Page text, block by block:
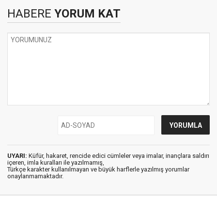
HABERE YORUM KAT
UYARI: Küfür, hakaret, rencide edici cümleler veya imalar, inançlara saldırı
içeren, imla kuralları ile yazılmamış,
Türkçe karakter kullanılmayan ve büyük harflerle yazılmış yorumlar
onaylanmamaktadır.